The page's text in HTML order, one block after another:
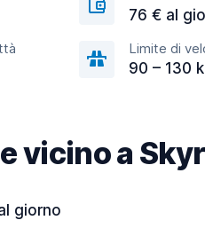
76 € al
Limite di
90 – 130
vicino a
giorno